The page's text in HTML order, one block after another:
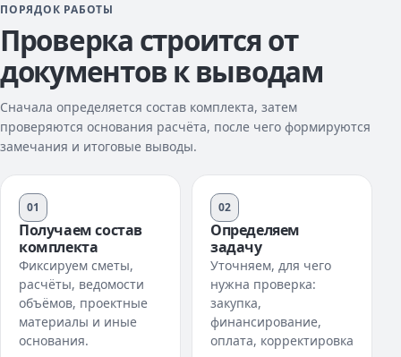
ПОРЯДОК РАБОТЫ
Проверка строится от
документов к выводам
Сначала определяется состав комплекта, затем
проверяются основания расчёта, после чего формируются
замечания и итоговые выводы.
01
Получаем состав
комплекта
Фиксируем сметы,
расчёты, ведомости
объёмов, проектные
материалы и иные
основания.
02
Определяем
задачу
Уточняем, для чего
нужна проверка:
закупка,
финансирование,
оплата, корректировка